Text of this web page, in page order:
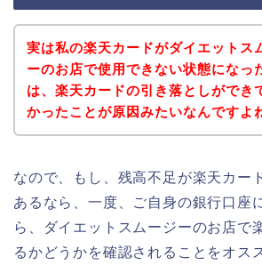
実は私の楽天カードがダイエットス
ーのお店で使用できない状態になっ
は、楽天カードの引き落としができ
かったことが原因みたいなんですよ
なので、もし、残高不足が楽天カー
あるなら、一度、ご自身の銀行口座
ら、ダイエットスムージーのお店で
るかどうかを確認されることをオス